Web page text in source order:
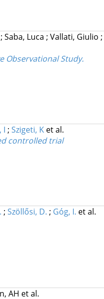
; Saba, Luca ; Vallati, Giulio ;
Observational Study.
I ; Szigeti, K et al.
controlled trial
; Szöllősi, D. ; Góg, I. et al.
AH et al.